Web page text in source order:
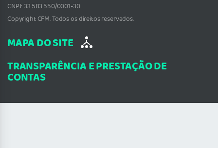
CNPJ: 33.583.550/0001-30
Copyright CFM. Todos os direitos reservados.
MAPA DO SITE
TRANSPARÊNCIA E PRESTAÇÃO DE
CONTAS